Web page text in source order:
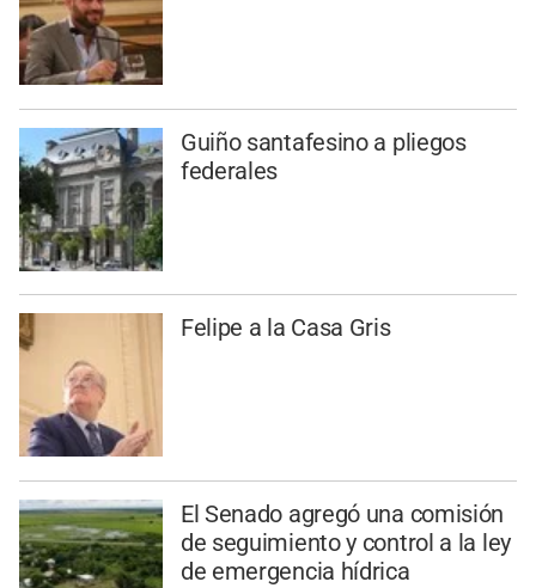
Guiño santafesino a pliegos
federales
Felipe a la Casa Gris
El Senado agregó una comisión
de seguimiento y control a la ley
de emergencia hídrica